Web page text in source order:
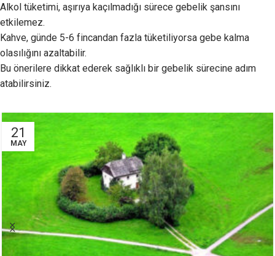
Alkol tüketimi, aşırıya kaçılmadığı sürece gebelik şansını
etkilemez.
Kahve, günde 5-6 fincandan fazla tüketiliyorsa gebe kalma
olasılığını azaltabilir.
Bu önerilere dikkat ederek sağlıklı bir gebelik sürecine adım
atabilirsiniz.
21
MAY